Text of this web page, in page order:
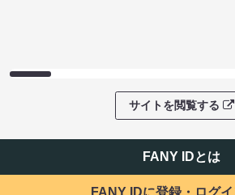
サイトを閲覧する
FANY IDとは
FANY IDに登録・ログ